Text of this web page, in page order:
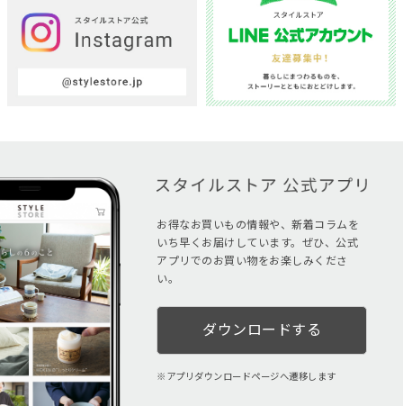
お得なお買いもの情報や、新着コラムを
いち早くお届けしています。ぜひ、公式
アプリでのお買い物をお楽しみくださ
い。
ダウンロードする
アプリダウンロードページへ遷移します